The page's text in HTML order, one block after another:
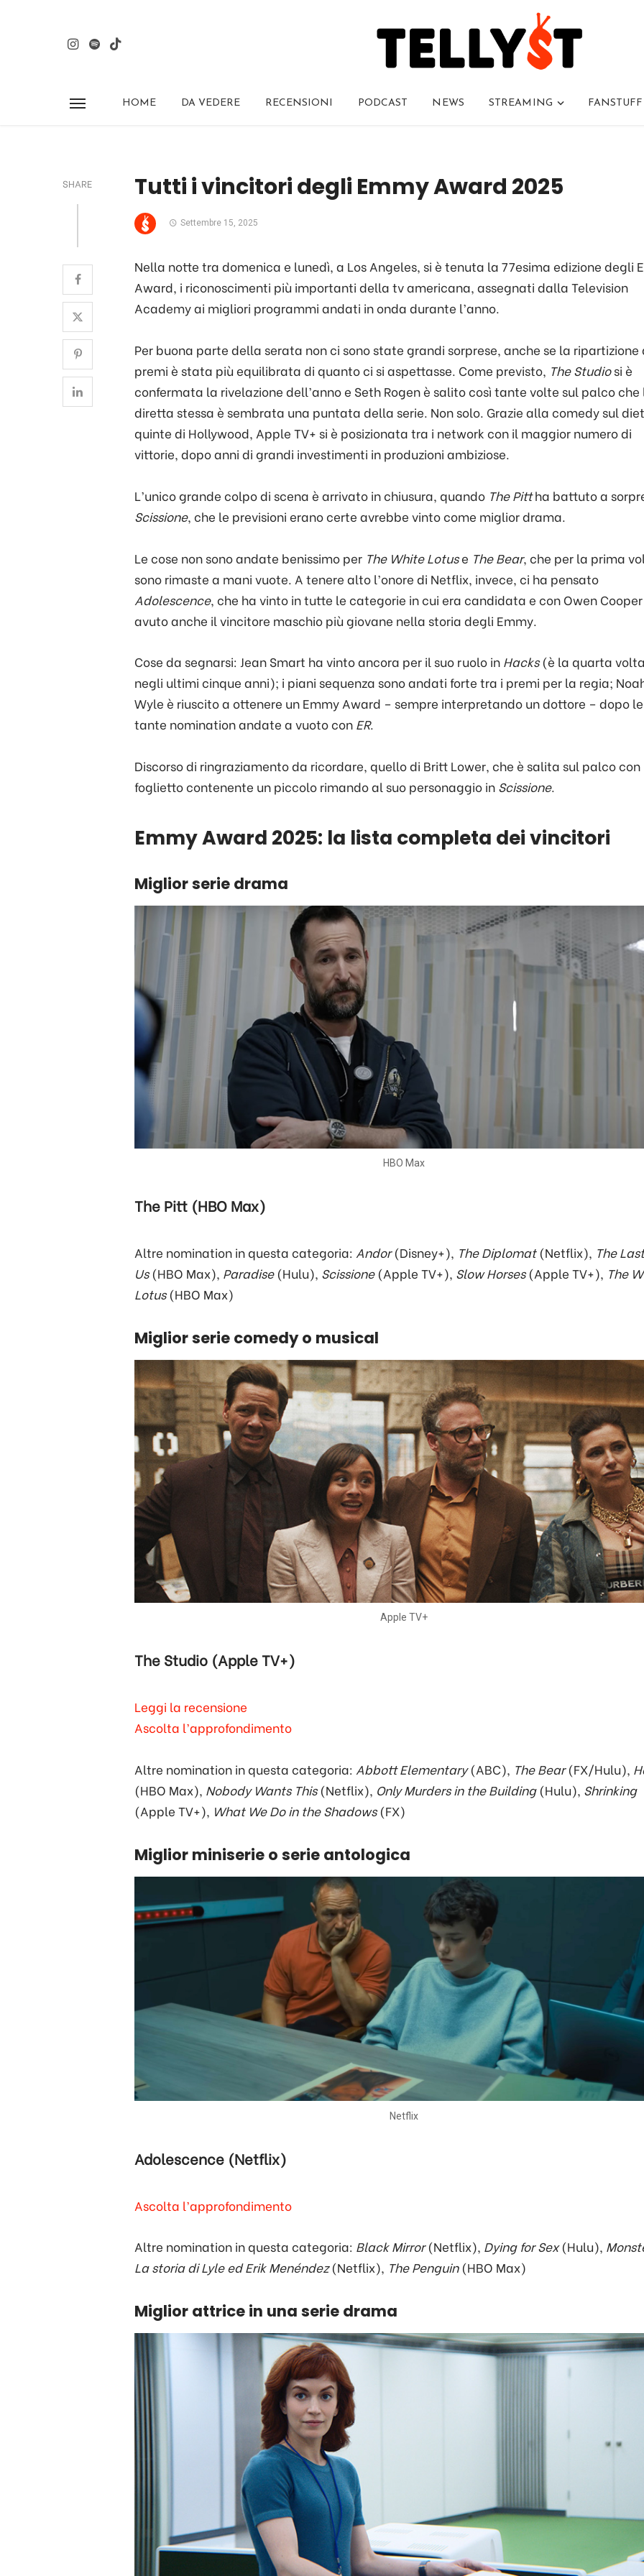
HOME DA VEDERE RECENSIONI PODCAST NEWS STREAMING FANSTUFF
SHARE Tutti i vincitori degli Emmy Award 2025
Settembre 15, 2025
Nella notte tra domenica e lunedì, a Los Angeles, si è tenuta la 77esima edizione degli
Award, i riconoscimenti più importanti della tv americana, assegnati dalla Television
Academy ai migliori programmi andati in onda durante l’anno.
Per buona parte della serata non ci sono state grandi sorprese, anche se la ripartizione
premi è stata più equilibrata di quanto ci si aspettasse. Come previsto, The Studiosi è
confermata la rivelazione dell’anno e Seth Rogen è salito così tante volte sul palco che
diretta stessa è sembrata una puntata della serie. Non solo. Grazie alla comedy sul
quinte di Hollywood, Apple TV+ si è posizionata tra i network con il maggior numero di
vittorie, dopo anni di grandi investimenti in produzioni ambiziose.
L’unico grande colpo di scena è arrivato in chiusura, quando The Pittha battuto a
Scissione, che le previsioni erano certe avrebbe vinto come miglior drama.
Le cose non sono andate benissimo per The White Lotuse The Bear, che per la prima
sono rimaste a mani vuote. A tenere alto l’onore di Netflix, invece, ci ha pensato
Adolescence, che ha vinto in tutte le categorie in cui era candidata e con Owen
avuto anche il vincitore maschio più giovane nella storia degli Emmy.
Cose da segnarsi: Jean Smart ha vinto ancora per il suo ruolo in Hacks(è la quarta
negli ultimi cinque anni); i piani sequenza sono andati forte tra i premi per la regia;
Wyle è riuscito a ottenere un Emmy Award – sempre interpretando un dottore – dopo le
tante nomination andate a vuoto con ER.
Discorso di ringraziamento da ricordare, quello di Britt Lower, che è salita sul palco con
foglietto contenente un piccolo rimando al suo personaggio in Scissione.
Emmy Award 2025: la lista completa dei vincitori
Miglior serie drama
HBO Max
The Pitt (HBO Max)
Altre nomination in questa categoria: Andor(Disney+), The Diplomat(Netflix), The
Us(HBO Max), Paradise(Hulu), Scissione(Apple TV+), Slow Horses(Apple TV+), The
Lotus(HBO Max)
Miglior serie comedy o musical
Apple TV+
The Studio (Apple TV+)
Leggi la recensione
Ascolta l’approfondimento
Altre nomination in questa categoria: Abbott Elementary(ABC), The Bear(FX/Hulu),
(HBO Max), Nobody Wants This(Netflix), Only Murders in the Building(Hulu), Shrinking
(Apple TV+), What We Do in the Shadows(FX)
Miglior miniserie o serie antologica
Netflix
Adolescence (Netflix)
Ascolta l’approfondimento
Altre nomination in questa categoria: Black Mirror(Netflix), Dying for Sex(Hulu),
La storia di Lyle ed Erik Menéndez(Netflix), The Penguin(HBO Max)
Miglior attrice in una serie drama